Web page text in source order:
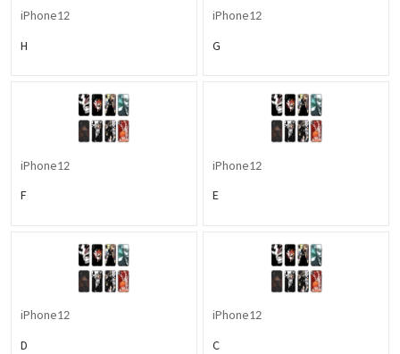
iPhone12
H
iPhone12
G
iPhone12
F
iPhone12
E
iPhone12
D
iPhone12
C